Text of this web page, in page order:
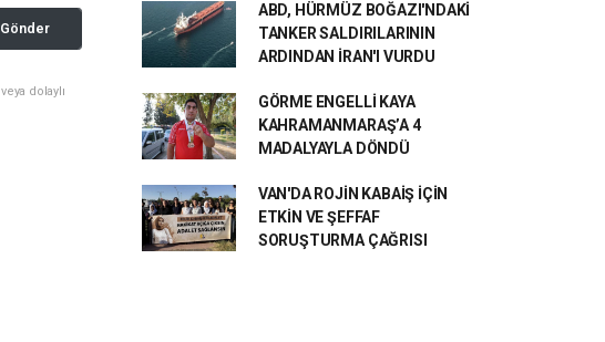
Gönder
dolaylı
ABD, HÜRMÜZ BOĞAZI'NDAKİ
TANKER SALDIRILARININ
ARDINDAN İRAN'I VURDU
GÖRME ENGELLİ KAYA
KAHRAMANMARAŞ’A 4
MADALYAYLA DÖNDÜ
VAN'DA ROJİN KABAİŞ İÇİN
ETKİN VE ŞEFFAF
SORUŞTURMA ÇAĞRISI